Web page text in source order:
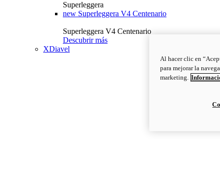
Superleggera
new Superleggera V4 Centenario
Superleggera V4 Centenario
Descubrir más
XDiavel
Al hacer clic en
para mejorar la
marketing.